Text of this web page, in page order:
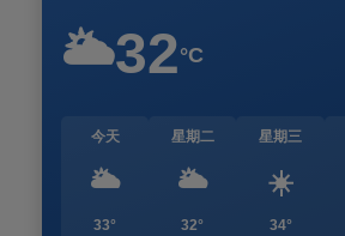
🌥️32°C
今天
🌥️
33°
星期二
🌥️
32°
星期三
☀️
34°